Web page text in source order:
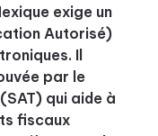
exige un
Autorisé)
Il
par le
qui aide à
fiscaux